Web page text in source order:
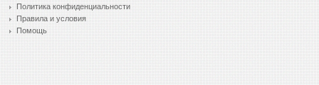
Политика конфиденциальности
Правила и условия
Помощь